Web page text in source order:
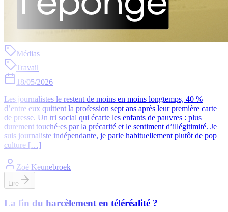
Médias
Travail
18/05/2026
Les journalistes le restent de moins en moins longtemps, 40 %
d’entre eux quittent la profession sept ans après leur première carte
de presse. Un tri social qui écarte les enfants de pauvres : plus
durement touché·es par la précarité et le sentiment d’illégitimité. Je
suis journaliste indépendante, je parle habituellement plutôt de pop
culture […]
Zoé Keunebroek
Lire
La fin du harcèlement en téléréalité ?